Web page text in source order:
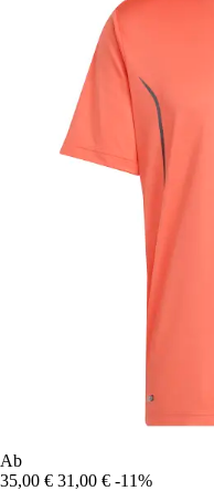
Ab
35,00 € 31,00 € -11%